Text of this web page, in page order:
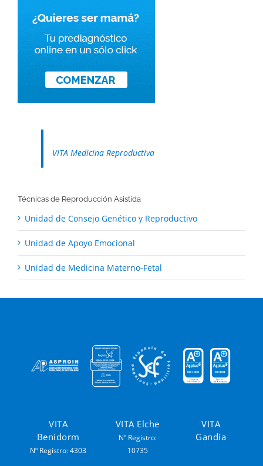
VITA Medicina Reproductiva
Técnicas de Reproducción Asistida
Unidad de Consejo Genético y Reproductivo
Unidad de Apoyo Emocional
Unidad de Medicina Materno-Fetal
VITA
Benidorm
Nº Registro: 4303
VITA Elche
Nº Registro:
10735
VITA
Gandía